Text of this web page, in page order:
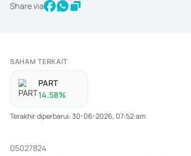
Share via
SAHAM TERKAIT
PART
14.58%
Terakhir diperbarui: 30-06-2026, 07:52:am
05027824